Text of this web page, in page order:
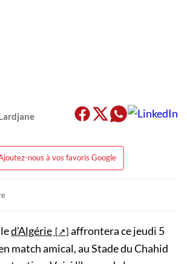
nous à vos favoris Google
d’Algérie
affrontera ce jeudi 5
match amical, au Stade du Chahid